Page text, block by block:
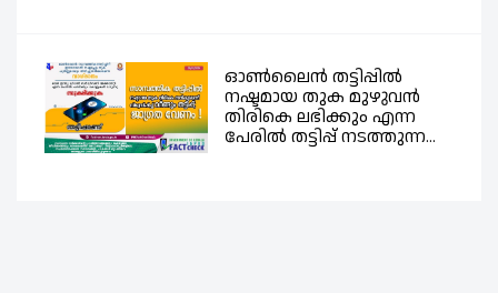
ഓൺലൈൻ തട്ടിപ്പിൽ
നഷ്ടമായ തുക മുഴുവൻ
തിരികെ ലഭിക്കും എന്ന
പേരിൽ തട്ടിപ്പ് നടത്തുന്ന...